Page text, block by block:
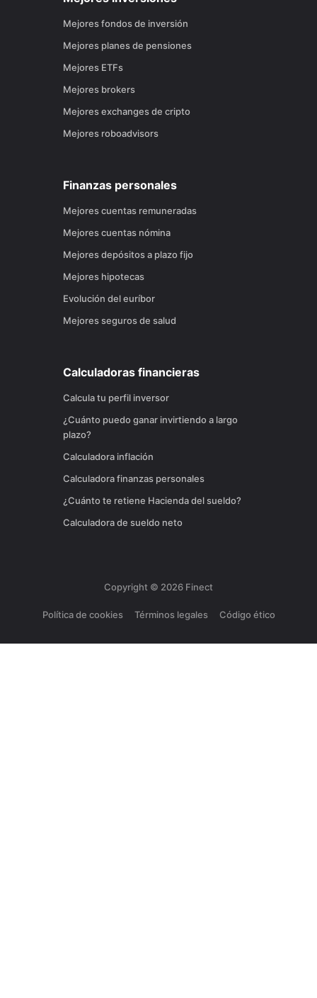
Mejores fondos de inversión
Mejores planes de pensiones
Mejores ETFs
Mejores brokers
Mejores exchanges de cripto
Mejores roboadvisors
Finanzas personales
Mejores cuentas remuneradas
Mejores cuentas nómina
Mejores depósitos a plazo fijo
Mejores hipotecas
Evolución del euríbor
Mejores seguros de salud
Calculadoras financieras
Calcula tu perfil inversor
¿Cuánto puedo ganar invirtiendo a largo
plazo?
Calculadora inflación
Calculadora finanzas personales
¿Cuánto te retiene Hacienda del sueldo?
Calculadora de sueldo neto
Copyright © 2026 Finect
Política de cookies Términos legales Código ético